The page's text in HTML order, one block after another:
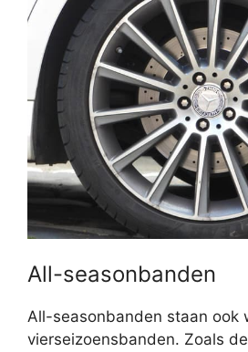
All-seasonbanden
All-seasonbanden staan ook
vierseizoensbanden. Zoals